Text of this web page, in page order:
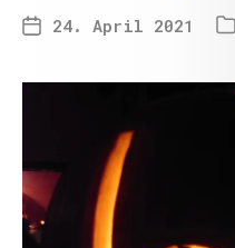
24. April 2021